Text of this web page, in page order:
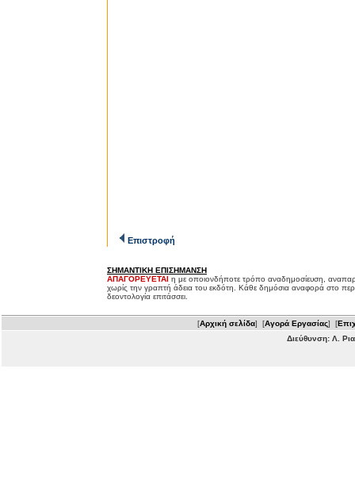
Επιστροφή
ΣΗΜΑΝΤΙΚΗ ΕΠΙΣΗΜΑΝΣΗ
ΑΠΑΓΟΡΕΥΕΤΑΙ η με οποιονδήποτε τρόπο αναδημοσίευση,
χωρίς την γραπτή άδεια του εκδότη. Κάθε δημόσια αναφορά στο
δεοντολογία επιτάσσει.
[Αρχική σελίδα] [Αγορά Εργασίας] [
Διεύθυνση: Λ.